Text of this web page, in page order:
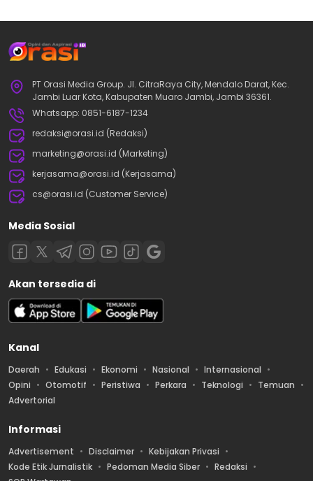
PT Orasi Media Group. Jl. CitraRaya City, Mendalo Darat, Kec.
Jambi Luar Kota, Kabupaten Muaro Jambi, Jambi 36361.
Whatsapp: 0851-6187-1234
redaksi@orasi.id (Redaksi)
marketing@orasi.id (Marketing)
kerjasama@orasi.id (Kerjasama)
cs@orasi.id (Customer Service)
Media Sosial
Akan tersedia di
Kanal
Daerah Edukasi Ekonomi Nasional
Internasional
Opini
Otomotif Peristiwa Perkara Teknologi
Temuan
Advertorial
Informasi
Advertisement Disclaimer
Kebijakan Privasi
Kode Etik Jurnalistik
Pedoman Media Siber
Redaksi